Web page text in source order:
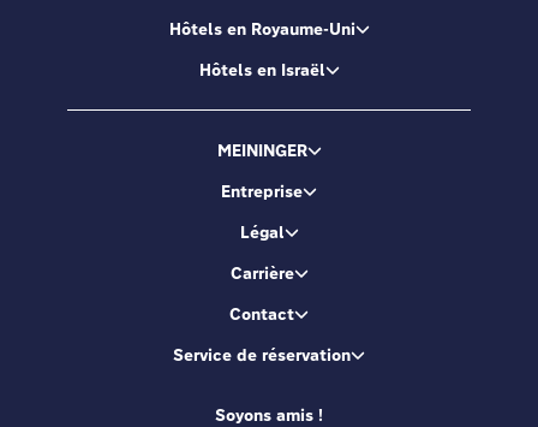
Hôtels en Royaume-Uni
Hôtels en Israël
MEININGER
Entreprise
Légal
Carrière
Contact
Service de réservation
Soyons amis !